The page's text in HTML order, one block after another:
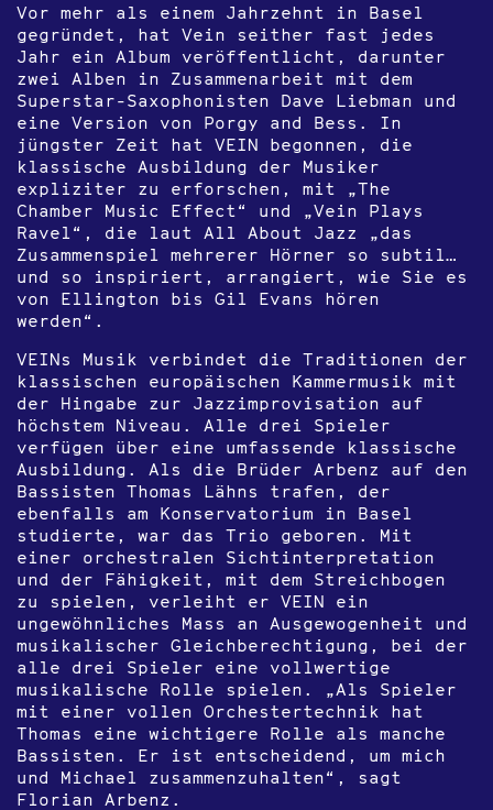
Vor mehr als einem Jahrzehnt in Basel
gegründet, hat Vein seither fast jedes
Jahr ein Album veröffentlicht, darunter
zwei Alben in Zusammenarbeit mit dem
Superstar-Saxophonisten Dave Liebman und
eine Version von Porgy and Bess. In
jüngster Zeit hat VEIN begonnen, die
klassische Ausbildung der Musiker
expliziter zu erforschen, mit „The
Chamber Music Effect“ und „Vein Plays
Ravel“, die laut All About Jazz „das
Zusammenspiel mehrerer Hörner so subtil…
und so inspiriert, arrangiert, wie Sie es
von Ellington bis Gil Evans hören
werden“.
VEINs Musik verbindet die Traditionen der
klassischen europäischen Kammermusik mit
der Hingabe zur Jazzimprovisation auf
höchstem Niveau. Alle drei Spieler
verfügen über eine umfassende klassische
Ausbildung. Als die Brüder Arbenz auf den
Bassisten Thomas Lähns trafen, der
ebenfalls am Konservatorium in Basel
studierte, war das Trio geboren. Mit
einer orchestralen Sichtinterpretation
und der Fähigkeit, mit dem Streichbogen
zu spielen, verleiht er VEIN ein
ungewöhnliches Mass an Ausgewogenheit und
musikalischer Gleichberechtigung, bei der
alle drei Spieler eine vollwertige
musikalische Rolle spielen. „Als Spieler
mit einer vollen Orchestertechnik hat
Thomas eine wichtigere Rolle als manche
Bassisten. Er ist entscheidend, um mich
und Michael zusammenzuhalten“, sagt
Florian Arbenz.